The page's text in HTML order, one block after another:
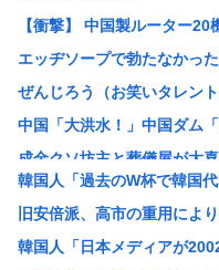
【衝撃】 中国製ルーター
エッヂソープで勃たなかっ
ぜんじろう（お笑いタレン
中国「大洪水！」中国ダム
成金クソ坊主と葬儀屋が大
【悲報】いまの小学生 朝7
【悲報】れいわ大石あきこ
【衝撃】佐藤二朗(57)、久
韓国人「過去のW杯で韓国
旧安倍派、高市の重用によ
韓国人「日本メディアが